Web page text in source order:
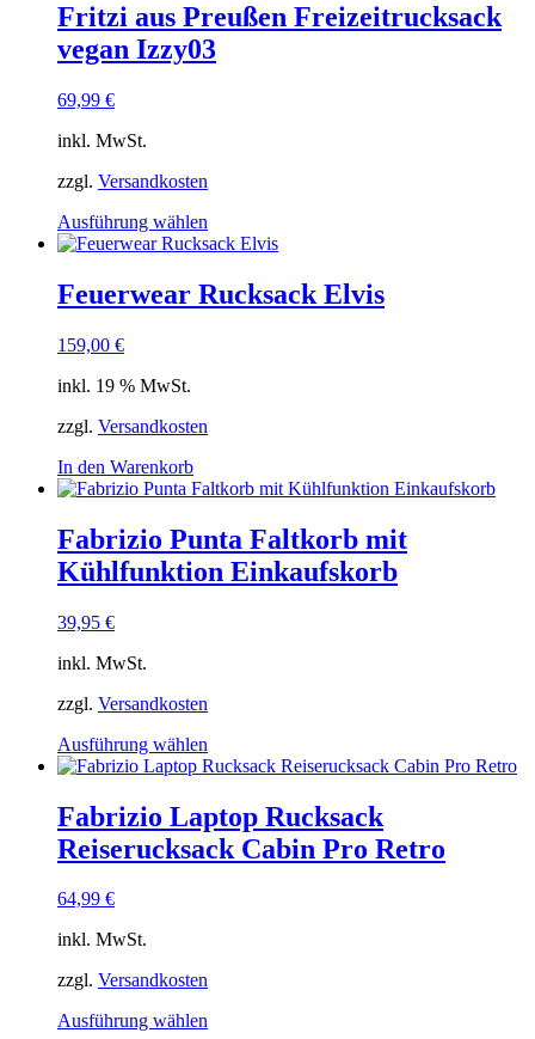
Fritzi aus Preußen Freizeitrucksack
vegan Izzy03
69,99 €
inkl. MwSt.
zzgl. Versandkosten
Ausführung wählen
Produkt
mehrere
Varianten
der
gewählt
werden
Feuerwear Rucksack Elvis
159,00 €
inkl. 19 % MwSt.
zzgl. Versandkosten
In den Warenkorb
Fabrizio Punta Faltkorb mit
Kühlfunktion Einkaufskorb
39,95 €
inkl. MwSt.
zzgl. Versandkosten
Ausführung wählen
Produkt
mehrere
Varianten
auf.
werden
Fabrizio Laptop Rucksack
Reiserucksack Cabin Pro Retro
64,99 €
inkl. MwSt.
zzgl. Versandkosten
Ausführung wählen